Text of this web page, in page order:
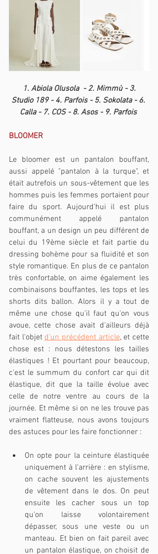
Studio 189 - 4. Parfois - 5. Sokolata - 6.
Calla - 7. COS - 8. Asos - 9. Parfois
BLOOMER
Le bloomer est un pantalon bouffant,
aussi appelé "pantalon à la turque", et
était autrefois un sous-vêtement que les
hommes puis les femmes portaient pour
faire du sport. Aujourd'hui il est plus
communément appelé pantalon
bouffant, a un design un peu différent de
celui du 19ème siècle et fait partie du
dressing bohème pour sa fluidité et son
style romantique. En plus de ce pantalon
très confortable, on aime également les
combinaisons bouffantes, les tops et les
shorts dits ballon. Alors il y a tout de
même une chose qu'il faut qu'on vous
avoue, cette chose avait d'ailleurs déjà
fait l'objet d'un précédent article, et cette
chose est : nous détestons les tailles
élastiques ! Et pourtant pour beaucoup,
c'est le summum du confort car qui dit
élastique, dit que la taille évolue avec
celle de notre ventre au cours de la
journée. Et même si on ne les trouve pas
vraiment flatteuse, nous avons toujours
des astuces pour les faire fonctionner :
On opte pour la ceinture élastiquée
uniquement à l'arrière : en stylisme,
on cache souvent les ajustements
de vêtement dans le dos. On peut
ensuite les cacher sous un top
qu'on laisse volontairement
dépasser, sous une veste ou un
manteau. Et bien on fait pareil avec
un pantalon élastique, on choisit de